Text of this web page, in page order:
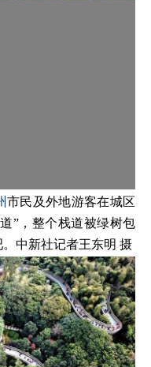
市民及外地游客在城区
”，整个栈道被绿树包
中新社记者王东明 摄